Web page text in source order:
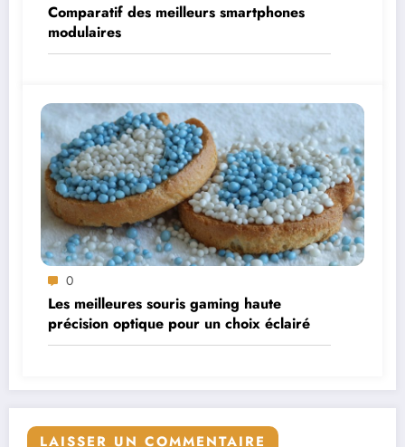
Comparatif des meilleurs smartphones
modulaires
0
Les meilleures souris gaming haute
précision optique pour un choix éclairé
LAISSER UN COMMENTAIRE